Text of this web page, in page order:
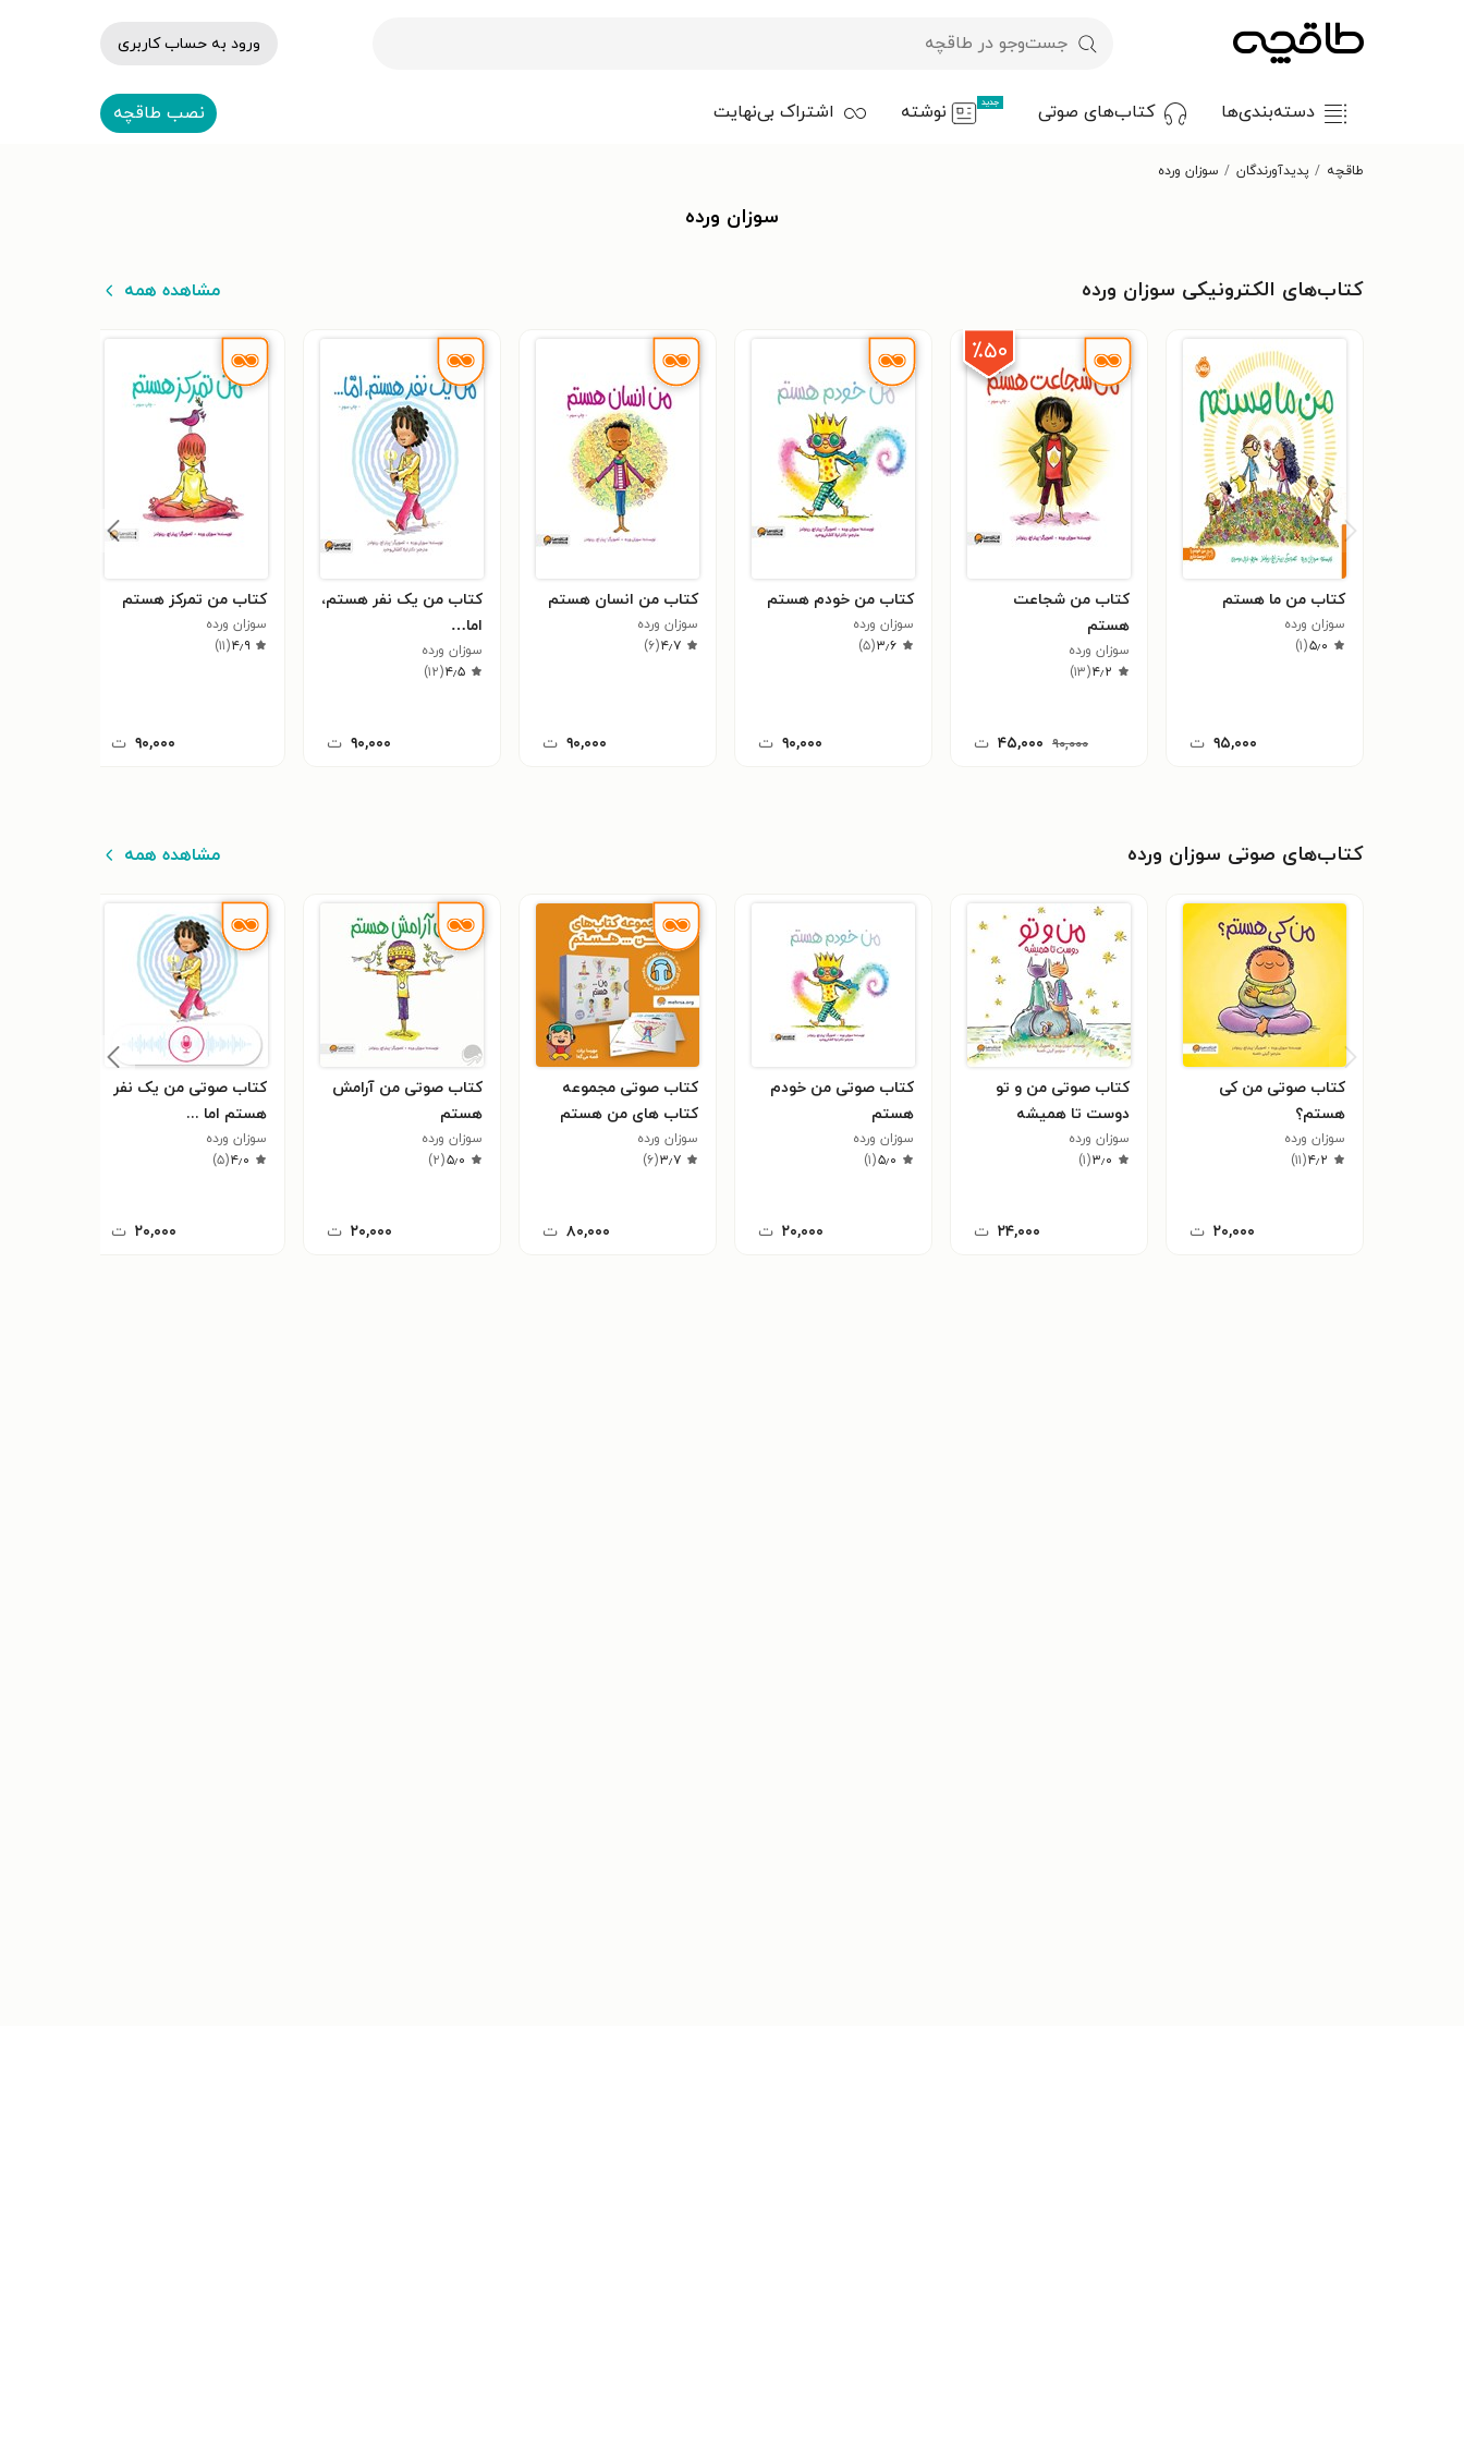
ورود به حساب کاربری
دسته‌بندی‌ها کتاب‌های صوتی جدید نوشته اشتراک بی‌نهایت نصب طاقچه
طاقچه پدیدآورندگان سوزان ورده
سوزان ورده
کتاب‌های الکترونیکی سوزان ورده مشاهده همه
کتاب من ما هستم
سوزان ورده
۵٫۰(۱)
۹۵,۰۰۰ ت
٪۵۰
کتاب من شجاعت
هستم
سوزان ورده
۴٫۲(۱۳)
۹۰,۰۰۰ ۴۵,۰۰۰ ت
کتاب من خودم هستم
سوزان ورده
۳٫۶(۵)
۹۰,۰۰۰ ت
کتاب من انسان هستم
سوزان ورده
۴٫۷(۶)
۹۰,۰۰۰ ت
کتاب من یک نفر هستم،
اما…
سوزان ورده
۴٫۵(۱۲)
۹۰,۰۰۰ ت
کتاب من تمرکز هستم
سوزان ورده
۴٫۹(۱۱)
۹۰,۰۰۰ ت
کتاب‌های صوتی سوزان ورده مشاهده همه
کتاب صوتی من کی
هستم؟
سوزان ورده
۴٫۲(۱۱)
۲۰,۰۰۰ ت
کتاب صوتی من و تو
دوست تا همیشه
سوزان ورده
۳٫۰(۱)
۲۴,۰۰۰ ت
کتاب صوتی من خودم
هستم
سوزان ورده
۵٫۰(۱)
۲۰,۰۰۰ ت
کتاب صوتی مجموعه
کتاب های من هستم
سوزان ورده
۳٫۷(۶)
۸۰,۰۰۰ ت
کتاب صوتی من آرامش
هستم
سوزان ورده
۵٫۰(۲)
۲۰,۰۰۰ ت
کتاب صوتی من یک نفر
هستم اما ...
سوزان ورده
۴٫۰(۵)
۲۰,۰۰۰ ت